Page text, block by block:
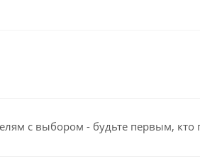
с выбором - будьте первым,